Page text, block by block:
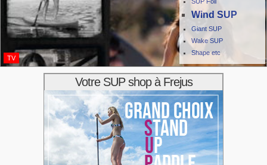
Wind SUP
Giant SUP
Wake SUP
Shape etc
TV
Votre SUP shop à Frejus